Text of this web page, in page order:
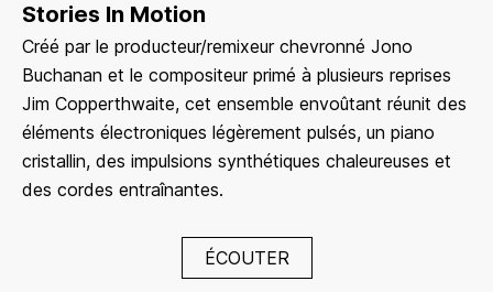
Stories In Motion
Créé par le producteur/remixeur chevronné Jono
Buchanan et le compositeur primé à plusieurs reprises
Jim Copperthwaite, cet ensemble envoûtant réunit des
éléments électroniques légèrement pulsés, un piano
cristallin, des impulsions synthétiques chaleureuses et
des cordes entraînantes.
ÉCOUTER